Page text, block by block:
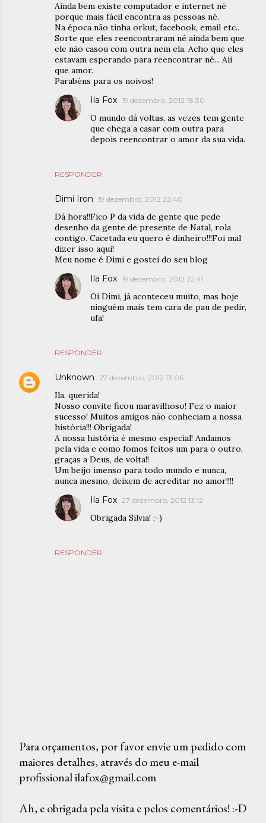
Ainda bem existe computador e internet né
porque mais fácil encontra as pessoas né.
Na época não tinha orkut, facebook, email etc..
Sorte que eles reencontraram né ainda bem que
ele não casou com outra nem ela. Acho que eles
estavam esperando para reencontrar né... Aii
que amor.
Parabéns para os noivos!
RESPONDER
Ila Fox 19 dezembro, 2012 18:30
O mundo dá voltas, as vezes tem gente
que chega a casar com outra para
depois reencontrar o amor da sua vida.
Dimi Iron 19 dezembro, 2012 22:40
Dá hora!!Fico P da vida de gente que pede
desenho da gente de presente de Natal, rola
contigo. Cacetada eu quero é dinheiro!!!Foi mal
dizer isso aqui!
Meu nome é Dimi e gostei do seu blog
RESPONDER
Ila Fox 19 dezembro, 2012 22:41
Oi Dimi, já aconteceu muito, mas hoje
ninguém mais tem cara de pau de pedir,
ufa!
Unknown 27 dezembro, 2012 13:06
Ila, querida!
Nosso convite ficou maravilhoso! Fez o maior
sucesso! Muitos amigos não conheciam a nossa
história!!! Obrigada!
A nossa história é mesmo especial! Andamos
pela vida e como fomos feitos um para o outro,
graças a Deus, de volta!!
Um beijo imenso para todo mundo e nunca,
nunca mesmo, deixem de acreditar no amor!!!!
RESPONDER
Ila Fox 27 dezembro, 2012 13:12
Obrigada Silvia! ;-)
P
o
t
Para orçamentos, por favor envie um pedido com
maiores detalhes, através do meu e-mail
profissional ilafox@gmail.com
Ah, e obrigada pela visita e pelos comentários! :-D